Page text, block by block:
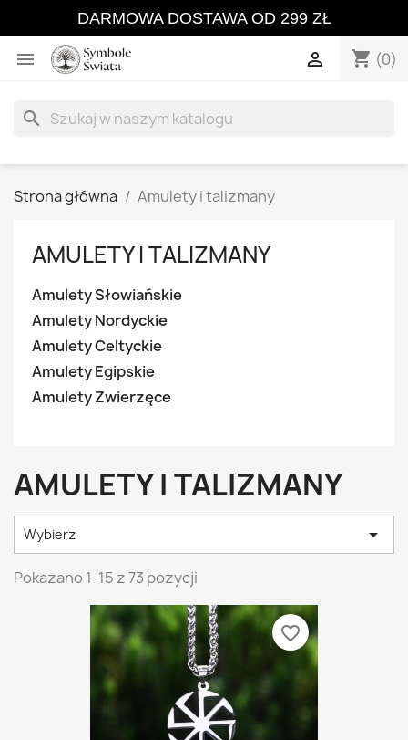
DARMOWA DOSTAWA OD 299 ZŁ
 shopping_cart (0)

search
Strona główna Amulety i talizmany
AMULETY I TALIZMANY
Amulety Słowiańskie
Amulety Nordyckie
Amulety Celtyckie
Amulety Egipskie
Amulety Zwierzęce
AMULETY I TALIZMANY
Wybierz 
Pokazano 1-15 z 73 pozycji
favorite_border